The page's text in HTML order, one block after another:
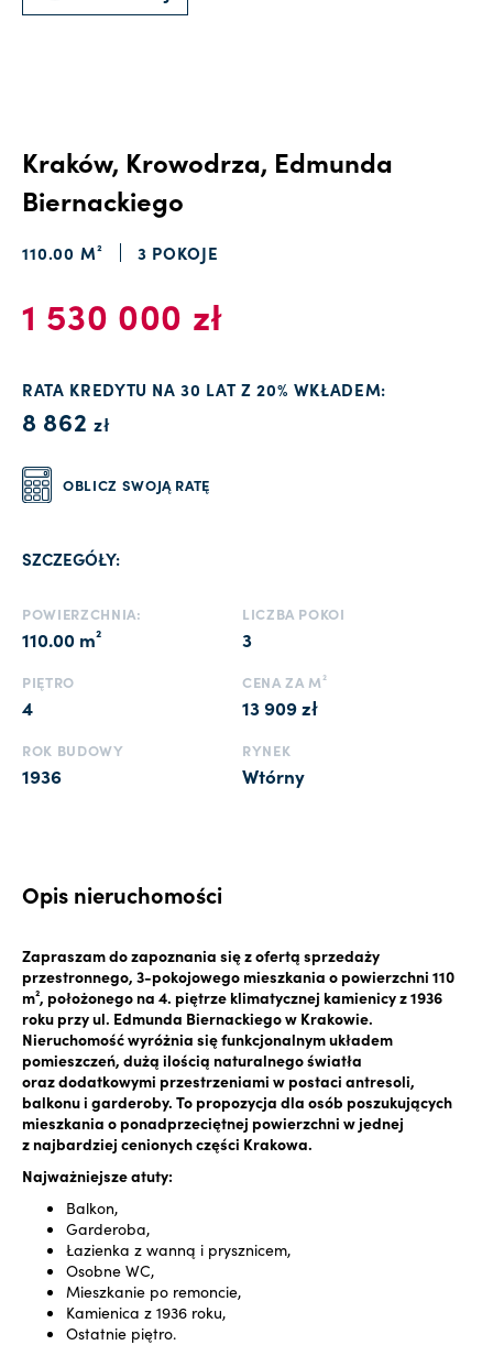
Kraków, Krowodrza, Edmunda
Biernackiego
110.00 M² 3 POKOJE
1 530 000 zł
RATA KREDYTU NA 30 LAT Z 20% WKŁADEM:
8 862 zł
OBLICZ SWOJĄ RATĘ
SZCZEGÓŁY:
POWIERZCHNIA:
110.00 m²
LICZBA POKOI
3
PIĘTRO
4
CENA ZA M²
13 909 zł
ROK BUDOWY
1936
RYNEK
Wtórny
Opis nieruchomości
Zapraszam do zapoznania się z ofertą sprzedaży
przestronnego, 3-pokojowego mieszkania o powierzchni 110
m², położonego na 4. piętrze klimatycznej kamienicy z 1936
roku przy ul. Edmunda Biernackiego w Krakowie.
Nieruchomość wyróżnia się funkcjonalnym układem
pomieszczeń, dużą ilością naturalnego światła
oraz dodatkowymi przestrzeniami w postaci antresoli,
balkonu i garderoby. To propozycja dla osób poszukujących
mieszkania o ponadprzeciętnej powierzchni w jednej
z najbardziej cenionych części Krakowa.
Najważniejsze atuty:
Balkon,
Garderoba,
Łazienka z wanną i prysznicem,
Osobne WC,
Mieszkanie po remoncie,
Kamienica z 1936 roku,
Ostatnie piętro.